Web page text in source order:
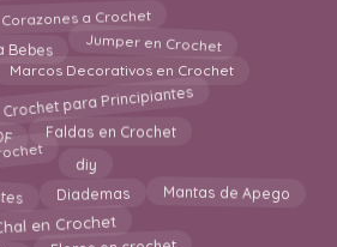
Corazones a Crochet
Bebes Jumper en Crochet
Marcos Decorativos en Crochet
Crochet para Principiantes
Faldas en Crochet
diy
Diademas Mantas de Apego
en Crochet